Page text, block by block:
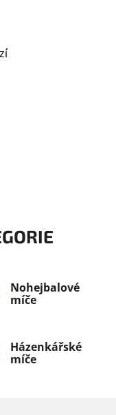
Nohejbalové
míče
Házenkářské
míče